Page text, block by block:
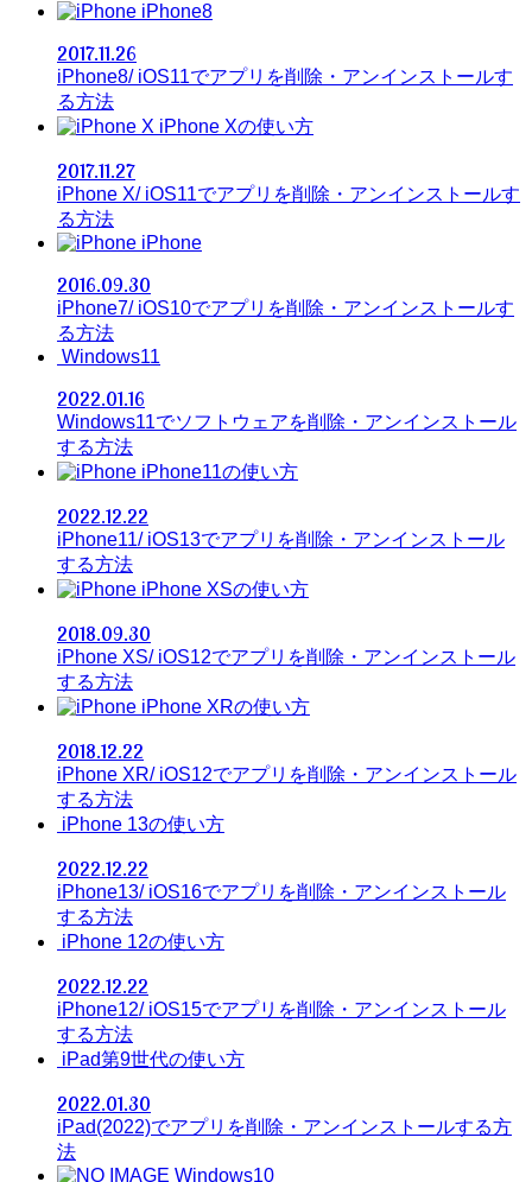
iPhone8
2017.11.26
iPhone8/ iOS11でアプリを削除・アンインストールす
る方法
iPhone Xの使い方
2017.11.27
iPhone X/ iOS11でアプリを削除・アンインストールす
る方法
iPhone
2016.09.30
iPhone7/ iOS10でアプリを削除・アンインストールす
る方法
Windows11
2022.01.16
Windows11でソフトウェアを削除・アンインストール
する方法
iPhone11の使い方
2022.12.22
iPhone11/ iOS13でアプリを削除・アンインストール
する方法
iPhone XSの使い方
2018.09.30
iPhone XS/ iOS12でアプリを削除・アンインストール
する方法
iPhone XRの使い方
2018.12.22
iPhone XR/ iOS12でアプリを削除・アンインストール
する方法
iPhone 13の使い方
2022.12.22
iPhone13/ iOS16でアプリを削除・アンインストール
する方法
iPhone 12の使い方
2022.12.22
iPhone12/ iOS15でアプリを削除・アンインストール
する方法
iPad第9世代の使い方
2022.01.30
iPad(2022)でアプリを削除・アンインストールする方
法
Windows10